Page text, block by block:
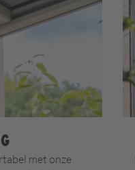
met onze